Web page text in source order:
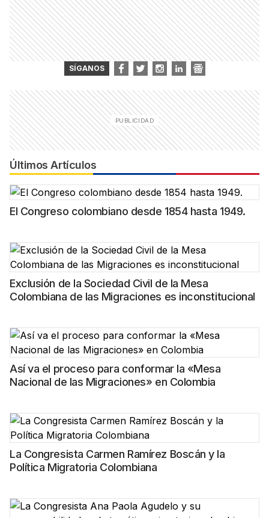
SÍGANOS
Últimos Artículos
El Congreso colombiano desde 1854 hasta 1949.
Exclusión de la Sociedad Civil de la Mesa
Colombiana de las Migraciones es inconstitucional
Así va el proceso para conformar la «Mesa
Nacional de las Migraciones» en Colombia
La Congresista Carmen Ramírez Boscán y la
Política Migratoria Colombiana